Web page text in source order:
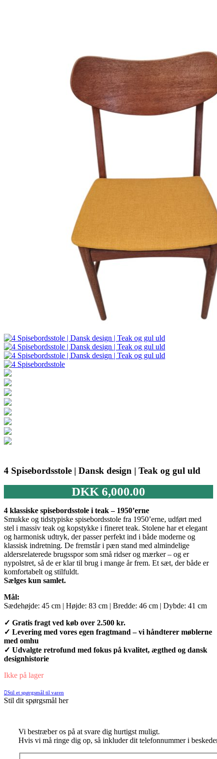
4 Spisebordsstole | Dansk design | Teak og gul uld
DKK6,000.00
4 klassiske spisebordsstole i teak – 1950’erne
Smukke og tidstypiske spisebordsstole fra 1950’erne, udført med
stel i massiv teak og kopstykke i fineret teak. Stolene har et elegant
og harmonisk udtryk, der passer perfekt ind i både moderne og
klassisk indretning. De fremstår i pæn stand med almindelige
aldersrelaterede brugsspor som små ridser og mærker – og er
nypolstret, så de er klar til brug i mange år frem. Et sæt, der både er
komfortabelt og stilfuldt.
Sælges kun samlet.
Mål:
Sædehøjde: 45 cm | Højde: 83 cm | Bredde: 46 cm | Dybde: 41 cm
✓ Gratis fragt ved køb over 2.500 kr.
✓ Levering med vores egen fragtmand – vi håndterer møblerne
med omhu
✓ Udvalgte retrofund med fokus på kvalitet, ægthed og dansk
designhistorie
Ikke på lager
Stil et spørgsmål til varen
Stil dit spørgsmål her
Vi bestræber os på at svare dig hurtigst muligt.
Hvis vi må ringe dig op, så inkluder dit telefonnummer i